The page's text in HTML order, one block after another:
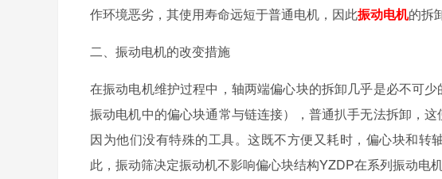
作环境恶劣，其使用寿命远短于普通电机，因此振动电机的拆
二、振动电机的改变措施
在振动电机维护过程中，轴两端偏心块的拆卸几乎是必不可
振动电机中的偏心块通常与链连接），普通扒手无法拆卸，
因为他们没有特殊的工具。这既不方便又耗时，偏心块和转
此，振动筛决定振动机不影响偏心块结构YZDP在系列振动电